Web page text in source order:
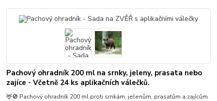
Pachový ohradník 200 ml na srnky, jeleny, prasata nebo
zajíce - Včetně 24 ks aplikačních válečků.
🦌🚫 Pachový ohradník 200 ml proti srnkám, jelenům, prasatům a zajícům